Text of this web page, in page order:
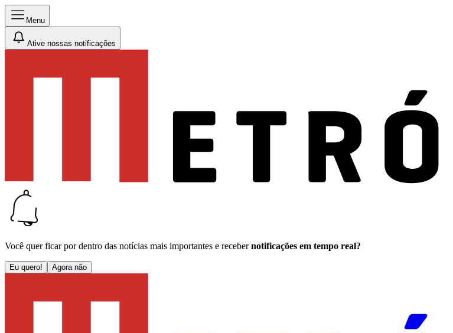
Menu
Ative nossas notificações
Você quer ficar por dentro das notícias mais importantes e receber notificações em tempo real?
Eu quero! Agora não